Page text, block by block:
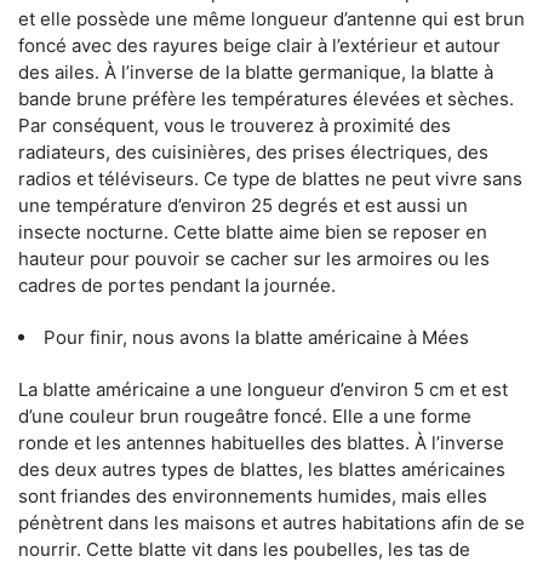
et elle possède une même longueur d’antenne qui est brun
foncé avec des rayures beige clair à l’extérieur et autour
des ailes. À l’inverse de la blatte germanique, la blatte à
bande brune préfère les températures élevées et sèches.
Par conséquent, vous le trouverez à proximité des
radiateurs, des cuisinières, des prises électriques, des
radios et téléviseurs. Ce type de blattes ne peut vivre sans
une température d’environ 25 degrés et est aussi un
insecte nocturne. Cette blatte aime bien se reposer en
hauteur pour pouvoir se cacher sur les armoires ou les
cadres de portes pendant la journée.
Pour finir, nous avons la blatte américaine à Mées
La blatte américaine a une longueur d’environ 5 cm et est
d’une couleur brun rougeâtre foncé. Elle a une forme
ronde et les antennes habituelles des blattes. À l’inverse
des deux autres types de blattes, les blattes américaines
sont friandes des environnements humides, mais elles
pénètrent dans les maisons et autres habitations afin de se
nourrir. Cette blatte vit dans les poubelles, les tas de